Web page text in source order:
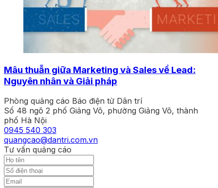
Mâu thuẫn giữa Marketing và Sales về Lead:
Nguyên nhân và Giải pháp
Phòng quảng cáo Báo điện tử Dân trí
Số 48 ngõ 2 phố Giảng Võ, phường Giảng Võ, thành
phố Hà Nội
0945 540 303
quangcao@dantri.com.vn
Tư vấn quảng cáo